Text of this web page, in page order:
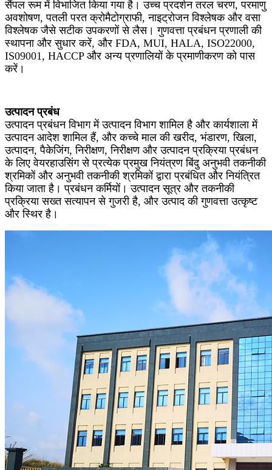
सैंपल रूम में विभाजित किया गया है। उच्च प्रदर्शन तरल चरण, परमाणु
अवशोषण, पतली परत क्रोमैटोग्राफी, नाइट्रोजन विश्लेषक और वसा
विश्लेषक जैसे सटीक उपकरणों से लैस। गुणवत्ता प्रबंधन प्रणाली की
स्थापना और सुधार करें, और FDA, MUI, HALA, ISO22000,
IS09001, HACCP और अन्य प्रणालियों के प्रमाणीकरण को पास
करें।
उत्पादन प्रबंध
उत्पादन प्रबंधन विभाग में उत्पादन विभाग शामिल है और कार्यशाला में
उत्पादन आदेश शामिल हैं, और कच्चे माल की खरीद, भंडारण, खिला,
उत्पादन, पैकेजिंग, निरीक्षण, निरीक्षण और उत्पादन प्रक्रिया प्रबंधन
के लिए वेयरहाउसिंग से प्रत्येक प्रमुख नियंत्रण बिंदु अनुभवी तकनीकी
श्रमिकों और अनुभवी तकनीकी श्रमिकों द्वारा प्रबंधित और नियंत्रित
किया जाता है। प्रबंधन कर्मियों। उत्पादन सूत्र और तकनीकी
प्रक्रिया सख्त सत्यापन से गुजरी है, और उत्पाद की गुणवत्ता उत्कृष्ट
और स्थिर है।